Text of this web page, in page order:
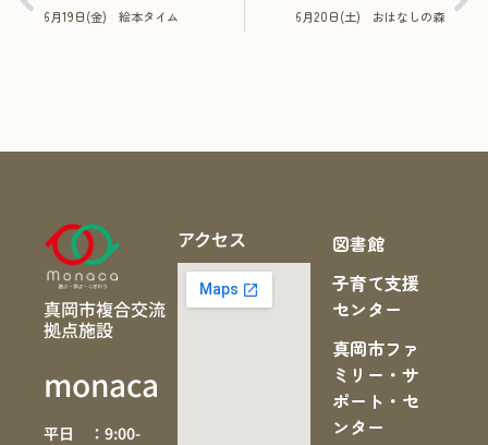
6月19日(金) 絵本タイム 6月20日(土) おはなしの森
真岡市複合交流
拠点施設
monaca
平日 ：9:00-
アクセス
図書館
子育て支援
センター
真岡市ファ
ミリー・サ
ポート・セ
ンター